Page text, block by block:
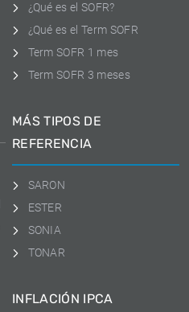
¿Qué es el SOFR?
¿Qué es el Term SOFR
Term SOFR 1 mes
Term SOFR 3 meses
MÁS TIPOS DE
REFERENCIA
SARON
ESTER
SONIA
TONAR
INFLACIÓN IPCA